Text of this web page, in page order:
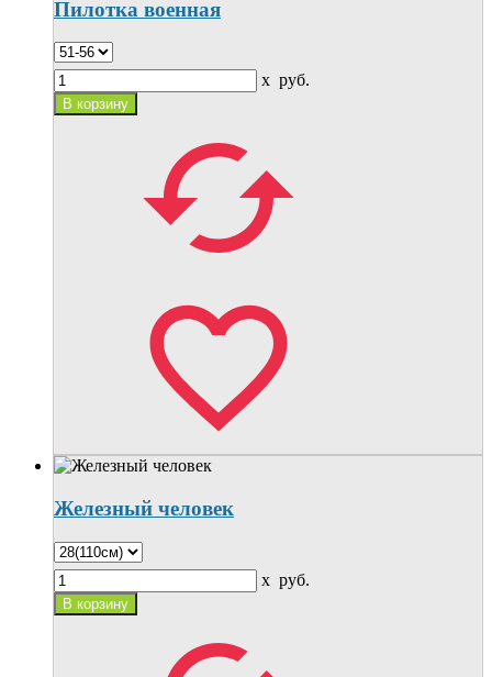
Пилотка военная
x руб.
Железный человек
x руб.